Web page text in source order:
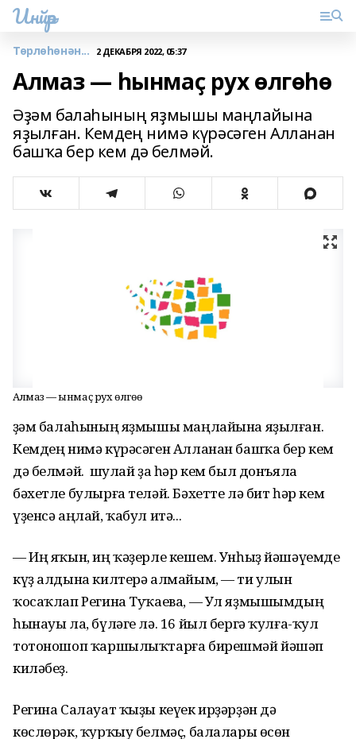
Инйәр
Төрлөһөнән... 2 ДЕКАБРЯ 2022, 05:37
Алмаз — һынмаҫ рух өлгөһө
Әҙәм балаһының яҙмышы маңлайына
яҙылған. Кемдең нимә күрәсәген Алланан
башҡа бер кем дә белмәй.
Алмаз — һынмаҫ рух өлгөһө
Әҙәм балаһының яҙмышы маңлайына яҙылған.
Кемдең нимә күрәсәген Алланан башҡа бер кем
дә белмәй. Ә шулай ҙа һәр кем был донъяла
бәхетле булырға теләй. Бәхетте лә бит һәр кем
үҙенсә аңлай, ҡабул итә...
— Иң яҡын, иң ҡәҙерле кешем. Унһыҙ йәшәүемде
күҙ алдына килтерә алмайым, — ти улын
ҡосаҡлап Регина Туҡаева, — Ул яҙмышымдың
һынауы ла, бүләге лә. 16 йыл бергә ҡулға-ҡул
тотоношоп ҡаршылыҡтарға бирешмәй йәшәп
киләбеҙ.
Регина Салауат ҡыҙы кеүек ирҙәрҙән дә
көслөрәк, ҡурҡыу белмәҫ, балалары өсөн